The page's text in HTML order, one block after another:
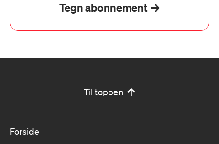
Tegn abonnement
Til toppen
Forside